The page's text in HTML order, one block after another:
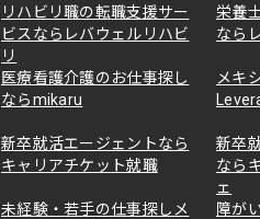
リハビリ職の転職支援サー
ビスならレバウェルリハビ
リ
栄養
なら
医療看護介護のお仕事探し
ならmikaru
メキ
新卒就活エージェントなら
キャリアチケット就職
新卒
なら
ェ
未経験・若手の仕事探しメ
障が